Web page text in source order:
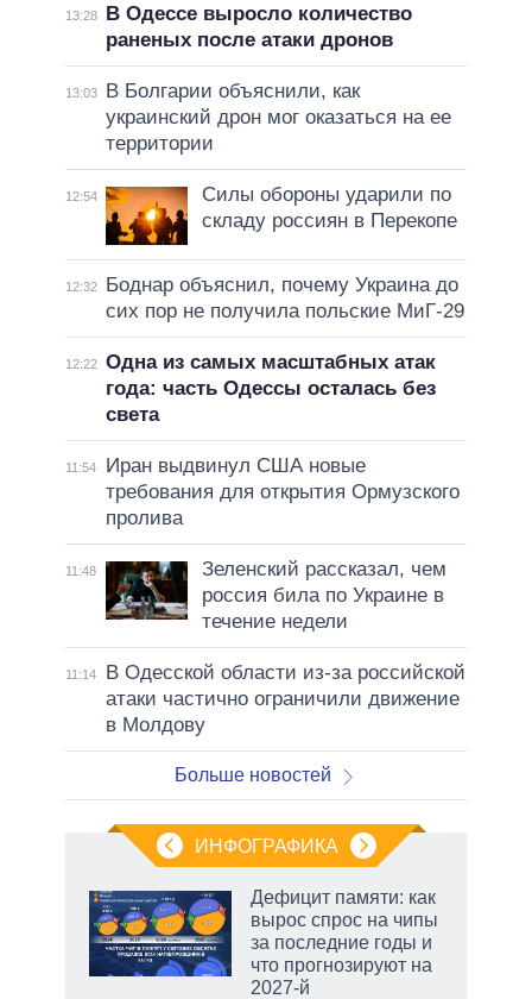
13:28
В Одессе выросло количество
раненых после атаки дронов
13:03
В Болгарии объяснили, как
украинский дрон мог оказаться на ее
территории
12:54
Силы обороны ударили по
складу россиян в Перекопе
12:32
Боднар объяснил, почему Украина до
сих пор не получила польские МиГ-29
12:22 Одна из самых масштабных атак
года: часть Одессы осталась без
света
11:54
Иран выдвинул США новые
требования для открытия Ормузского
пролива
11:48
Зеленский рассказал, чем
россия била по Украине в
течение недели
11:14
В Одесской области из-за российской
атаки частично ограничили движение
в Молдову
Больше новостей
ИНФОГРАФИКА
Дефицит памяти: как
вырос спрос на чипы
за последние годы и
что прогнозируют на
2027-й